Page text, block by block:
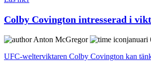
Colby Covington intresserad i
Anton McGregor
januari
UFC-welterviktaren Colby Covington kan